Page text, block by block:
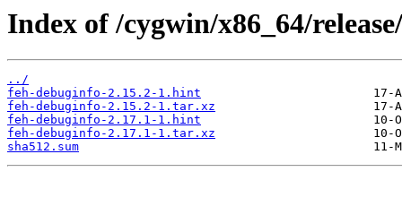
Index of /cygwin/x86_64/
../
feh-debuginfo-2.15.2-1.hint
feh-debuginfo-2.15.2-1.tar.xz
feh-debuginfo-2.17.1-1.hint
feh-debuginfo-2.17.1-1.tar.xz
sha512.sum